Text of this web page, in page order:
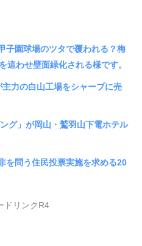
子園球場のツタで覆われる？梅
這わせ壁面緑化される様です。
力の白山工場をシャープに売
グ」が岡山・鷲羽山下電ホテル
を問う住民投票実施を求める20
ドリンクR4